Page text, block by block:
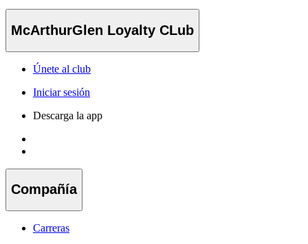
McArthurGlen Loyalty CLub
Únete al club
Iniciar sesión
Descarga la app
Compañía
Carreras